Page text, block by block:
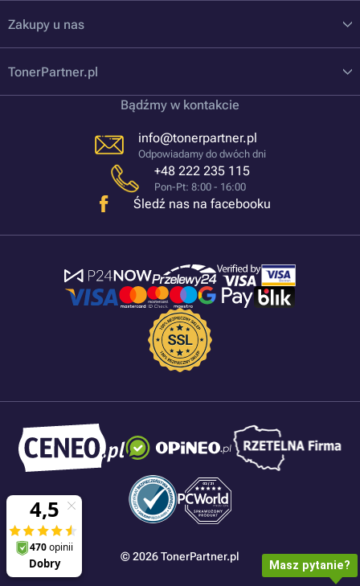
Zakupy u nas
TonerPartner.pl
Bądźmy w kontakcie
info@tonerpartner.pl
Odpowiadamy do dwóch dni
+48 222 235 115
Pon-Pt: 8:00 - 16:00
Śledź nas na facebooku
© 2026 TonerPartner.pl
Masz pytanie?